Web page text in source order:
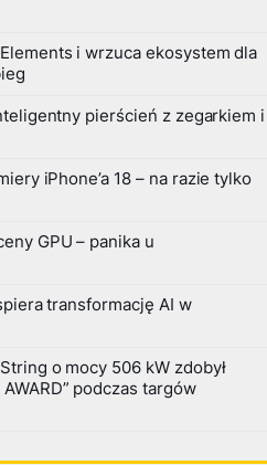
i wrzuca ekosystem dla
pierścień z zegarkiem i
iPhone’a 18 – na razie tylko
GPU – panika u
transformację AI w
o mocy 506 kW zdobył
podczas targów